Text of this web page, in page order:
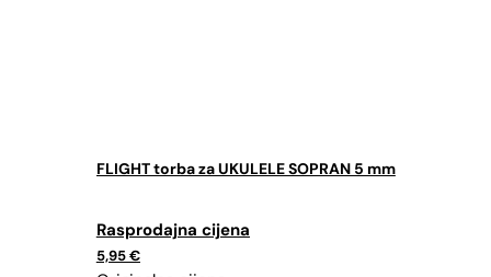
FLIGHT torba za UKULELE SOPRAN 5 mm
Izvorna
cijena
bila
5,95€
Trenutna
cijena
je: